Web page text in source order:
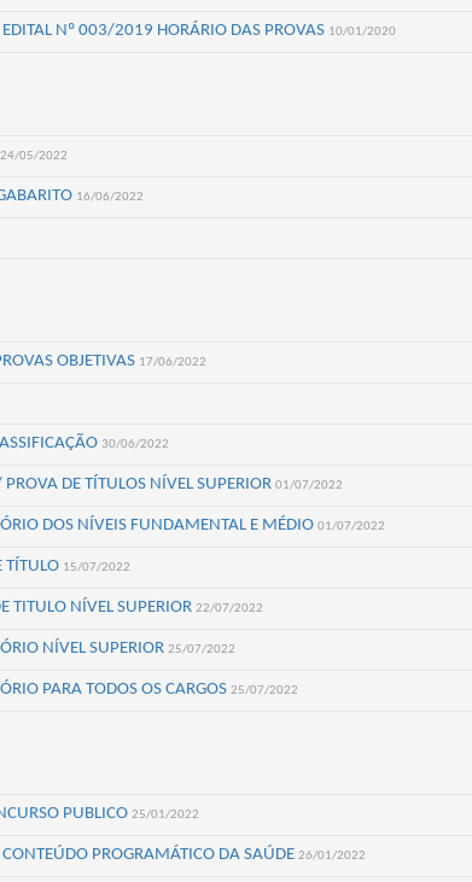
Nº 003/2019 HORÁRIO DAS PROVAS 10/01/2020
24/05/2022
16/06/2022
OBJETIVAS 17/06/2022
30/06/2022
DE TÍTULOS NÍVEL SUPERIOR 01/07/2022
DOS NÍVEIS FUNDAMENTAL E MÉDIO 01/07/2022
TÍTULO 15/07/2022
TITULO NÍVEL SUPERIOR 22/07/2022
NÍVEL SUPERIOR 25/07/2022
PARA TODOS OS CARGOS 25/07/2022
PUBLICO 25/01/2022
CONTEÚDO PROGRAMÁTICO DA SAÚDE 26/01/2022